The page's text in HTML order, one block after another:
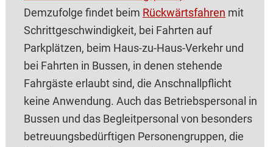
Demzufolge findet beim Rückwärtsfahren mit
Schrittge‌schwindigkeit, bei Fahrten auf
Parkplätzen, beim Haus-zu-Haus-Verkehr und
bei Fahrten in B‌us‌sen, in denen stehende
Fahrgäste erlaubt sind, die Anschnallpflicht
keine Anwendung. Auch das Betriebspersonal in
B‌us‌sen und das Begleitpersonal von besonders
betreuungsbedürftigen Personengruppen, die